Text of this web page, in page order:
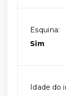
Esquina:
Sim
Idade do